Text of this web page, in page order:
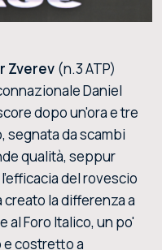
Zverev(n.3 ATP)
Daniel
dopo un'ora e tre
segnata da scambi
qualità, seppur
del rovescio
la differenza a
al Foro Italico, un po'
costretto a